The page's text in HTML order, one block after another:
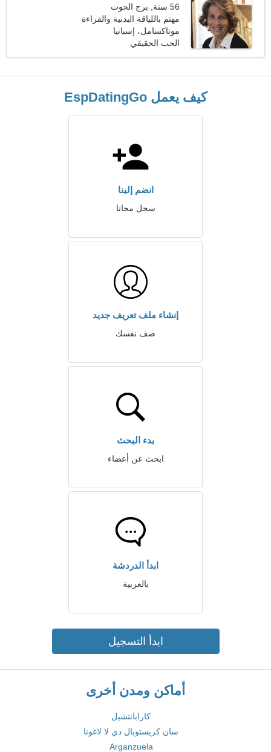
56 سنة, برج الحوت
مهتم باللياقة البدنية والقراءة
موتاكسامل، إسبانيا
الحب الحقيقي
كيف يعمل EspDatingGo
انضم إلينا
سجل مجانا
إنشاء ملف تعريف جديد
صف نفسك
بدء البحث
ابحث عن أعضاء
ابدأ الدردشة
بالعربية
ابدأ التسجيل
أماكن ومدن أخرى
كارابانتشيل
سان كريستوبال دي لا لاغونا
Arganzuela